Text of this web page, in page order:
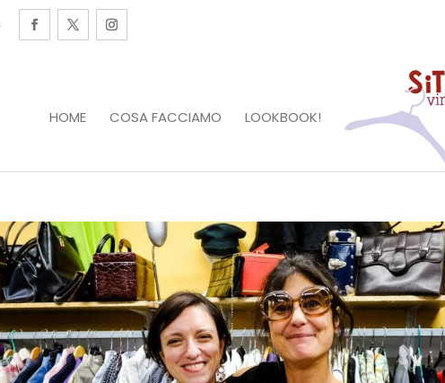
HOME COSA FACCIAMO LOOKBOOK!